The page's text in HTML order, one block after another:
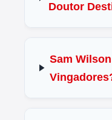
Doutor
Sam